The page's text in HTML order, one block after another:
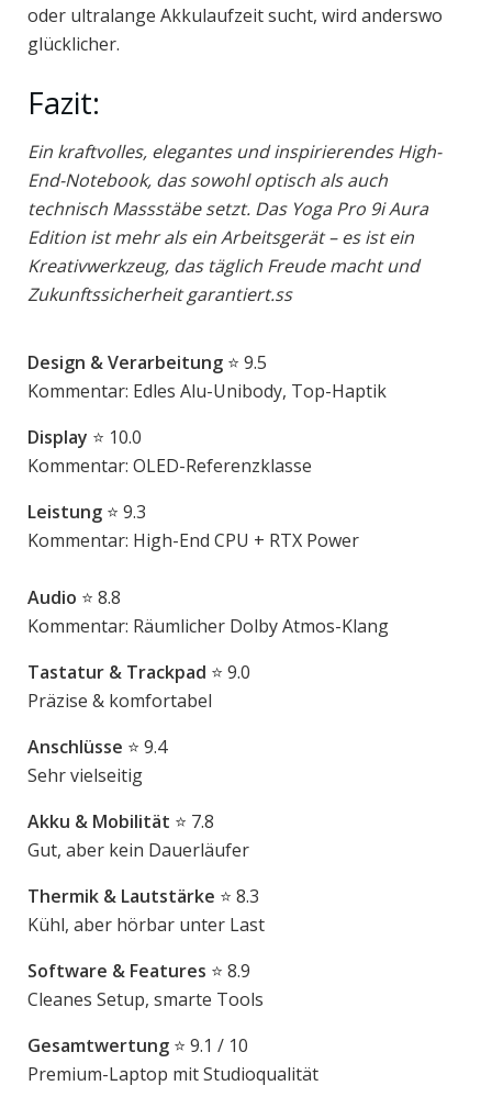
oder ultralange Akkulaufzeit sucht, wird anderswo
glücklicher.
Fazit:
Ein kraftvolles, elegantes und inspirierendes High-
End-Notebook, das sowohl optisch als auch
technisch Massstäbe setzt. Das Yoga Pro 9i Aura
Edition ist mehr als ein Arbeitsgerät – es ist ein
Kreativwerkzeug, das täglich Freude macht und
Zukunftssicherheit garantiert.ss
Design & Verarbeitung ⭐ 9.5
Kommentar: Edles Alu-Unibody, Top-Haptik
Display ⭐ 10.0
Kommentar: OLED-Referenzklasse
Leistung ⭐ 9.3
Kommentar: High-End CPU + RTX Power
Audio ⭐ 8.8
Kommentar: Räumlicher Dolby Atmos-Klang
Tastatur & Trackpad ⭐ 9.0
Präzise & komfortabel
Anschlüsse ⭐ 9.4
Sehr vielseitig
Akku & Mobilität ⭐ 7.8
Gut, aber kein Dauerläufer
Thermik & Lautstärke ⭐ 8.3
Kühl, aber hörbar unter Last
Software & Features ⭐ 8.9
Cleanes Setup, smarte Tools
Gesamtwertung ⭐ 9.1 / 10
Premium-Laptop mit Studioqualität